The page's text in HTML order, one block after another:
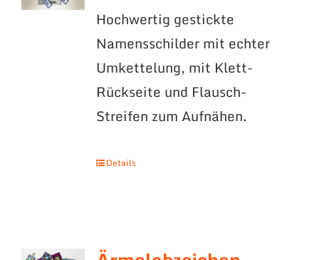
Hochwertig gestickte
Namensschilder mit echter
Umkettelung, mit Klett-
Rückseite und Flausch-
Streifen zum Aufnähen.
Details